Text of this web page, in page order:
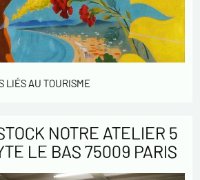
LIÉS AU TOURISME
NOTRE ATELIER 5
LE BAS 75009 PARIS